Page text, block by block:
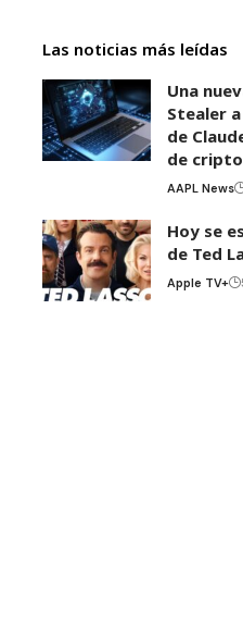
Las noticias más leídas
Una
Stealer
de
de
AAPL News
Hoy se
de Ted
Apple TV+